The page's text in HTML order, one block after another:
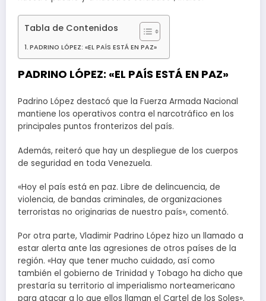
Tabla de Contenidos
PADRINO LÓPEZ: «EL PAÍS ESTÁ EN PAZ»
PADRINO LÓPEZ: «EL PAÍS ESTÁ EN PAZ»
Padrino López destacó que la Fuerza Armada Nacional
mantiene los operativos contra el narcotráfico en los
principales puntos fronterizos del país.
Además, reiteró que hay un despliegue de los cuerpos
de seguridad en toda Venezuela.
«Hoy el país está en paz. Libre de delincuencia, de
violencia, de bandas criminales, de organizaciones
terroristas no originarias de nuestro país», comentó.
Por otra parte, Vladimir Padrino López hizo un llamado a
estar alerta ante las agresiones de otros países de la
región. «Hay que tener mucho cuidado, así como
también el gobierno de Trinidad y Tobago ha dicho que
prestaría su territorio al imperialismo norteamericano
para atacar a lo que ellos llaman el Cartel de los Soles».